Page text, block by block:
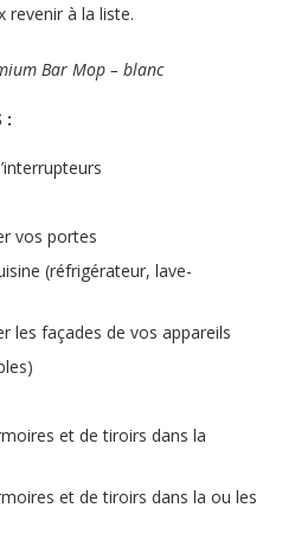
revenir à la liste.
Bar Mop – blanc
:
vos portes
(réfrigérateur, lave-
les façades de vos appareils
et de tiroirs dans la
et de tiroirs dans la ou les